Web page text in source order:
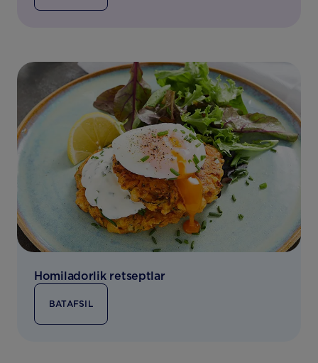
Homiladorlik retseptlar
BATAFSIL